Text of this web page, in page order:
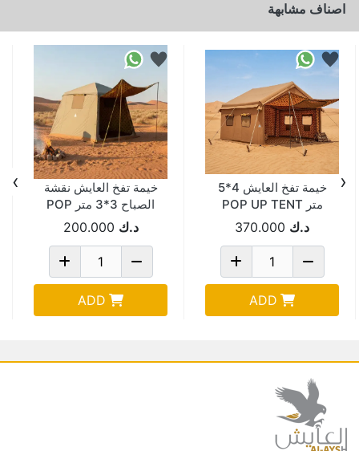
اصناف مشابهة
خيمة تفخ العايش 4*5
متر POP UP TENT
د.ك 370.000
ADD
خيمة تفخ العايش نقشة
الصباح 3*3 متر POP
UP TEN د.ك 200.000
ADD
‹
›